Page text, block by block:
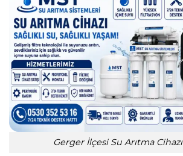
Gerger İlçesi Su Arıtma Cihazı